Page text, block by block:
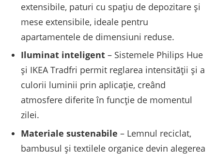
extensibile, paturi cu spațiu de depozitare și
mese extensibile, ideale pentru
apartamentele de dimensiuni reduse.
Iluminat inteligent – Sistemele Philips Hue
și IKEA Tradfri permit reglarea intensității și a
culorii luminii prin aplicație, creând
atmosfere diferite în funcție de momentul
zilei.
Materiale sustenabile – Lemnul reciclat,
bambusul și textilele organice devin alegerea